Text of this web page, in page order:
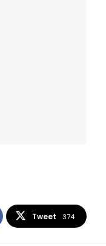
Tweet 374